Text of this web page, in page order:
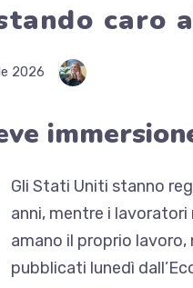
caro
2026
Gli Stati Uniti stanno
anni, mentre i
amano il proprio lavoro,
pubblicati lunedì